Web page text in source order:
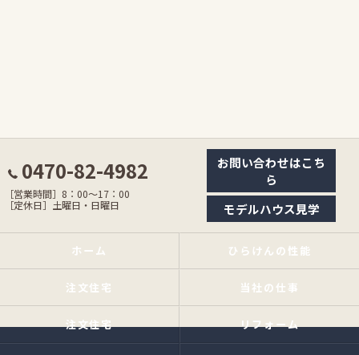
0470-82-4982
［営業時間］8：00〜17：00
［定休日］土曜日・日曜日
お問い合わせはこち
ら
モデルハウス見学
ホーム ひらけんの性能
注文住宅 当社の仕事
注文住宅 リフォーム